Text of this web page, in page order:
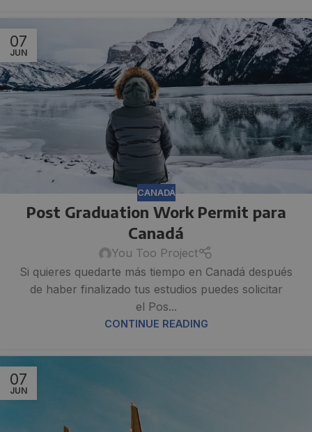
07
JUN
CANADÁ
Post Graduation Work Permit para
Canadá
You Too Project
Si quieres quedarte más tiempo en Canadá después
de haber finalizado tus estudios puedes solicitar
el Pos...
CONTINUE READING
07
JUN